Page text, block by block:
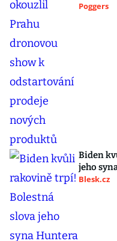
Poggers
Biden
jeho
Blesk.cz